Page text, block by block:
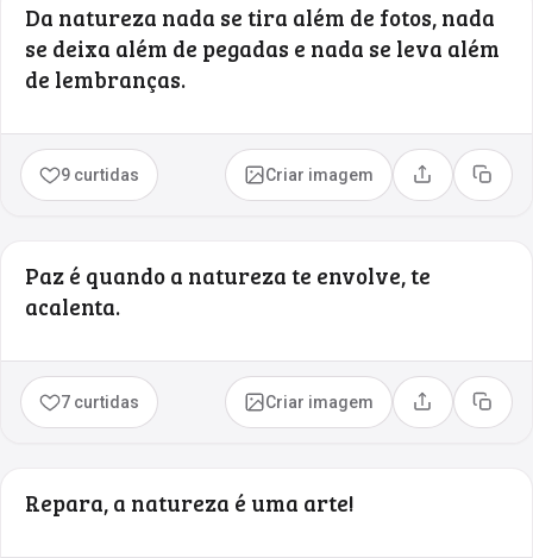
Da natureza nada se tira além de fotos, nada
se deixa além de pegadas e nada se leva além
de lembranças.
9 curtidas Criar imagem Compartilhar
Copiar
Paz é quando a natureza te envolve, te
acalenta.
7 curtidas Criar imagem Compartilhar
Copiar
Repara, a natureza é uma arte!